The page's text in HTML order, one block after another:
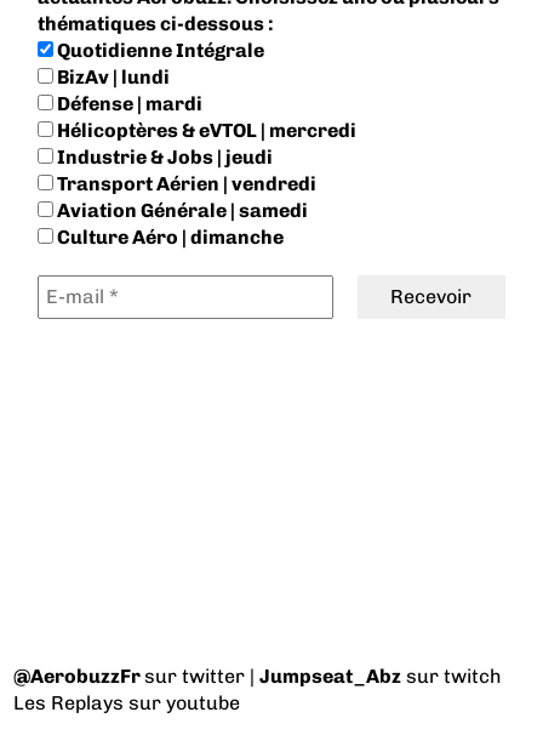
thématiques ci-dessous :
Quotidienne Intégrale
BizAv | lundi
Défense | mardi
Hélicoptères & eVTOL | mercredi
Industrie & Jobs | jeudi
Transport Aérien | vendredi
Aviation Générale | samedi
Culture Aéro | dimanche
@AerobuzzFrsur twitter |Jumpseat_Abz sur twitch
Les Replays sur youtube